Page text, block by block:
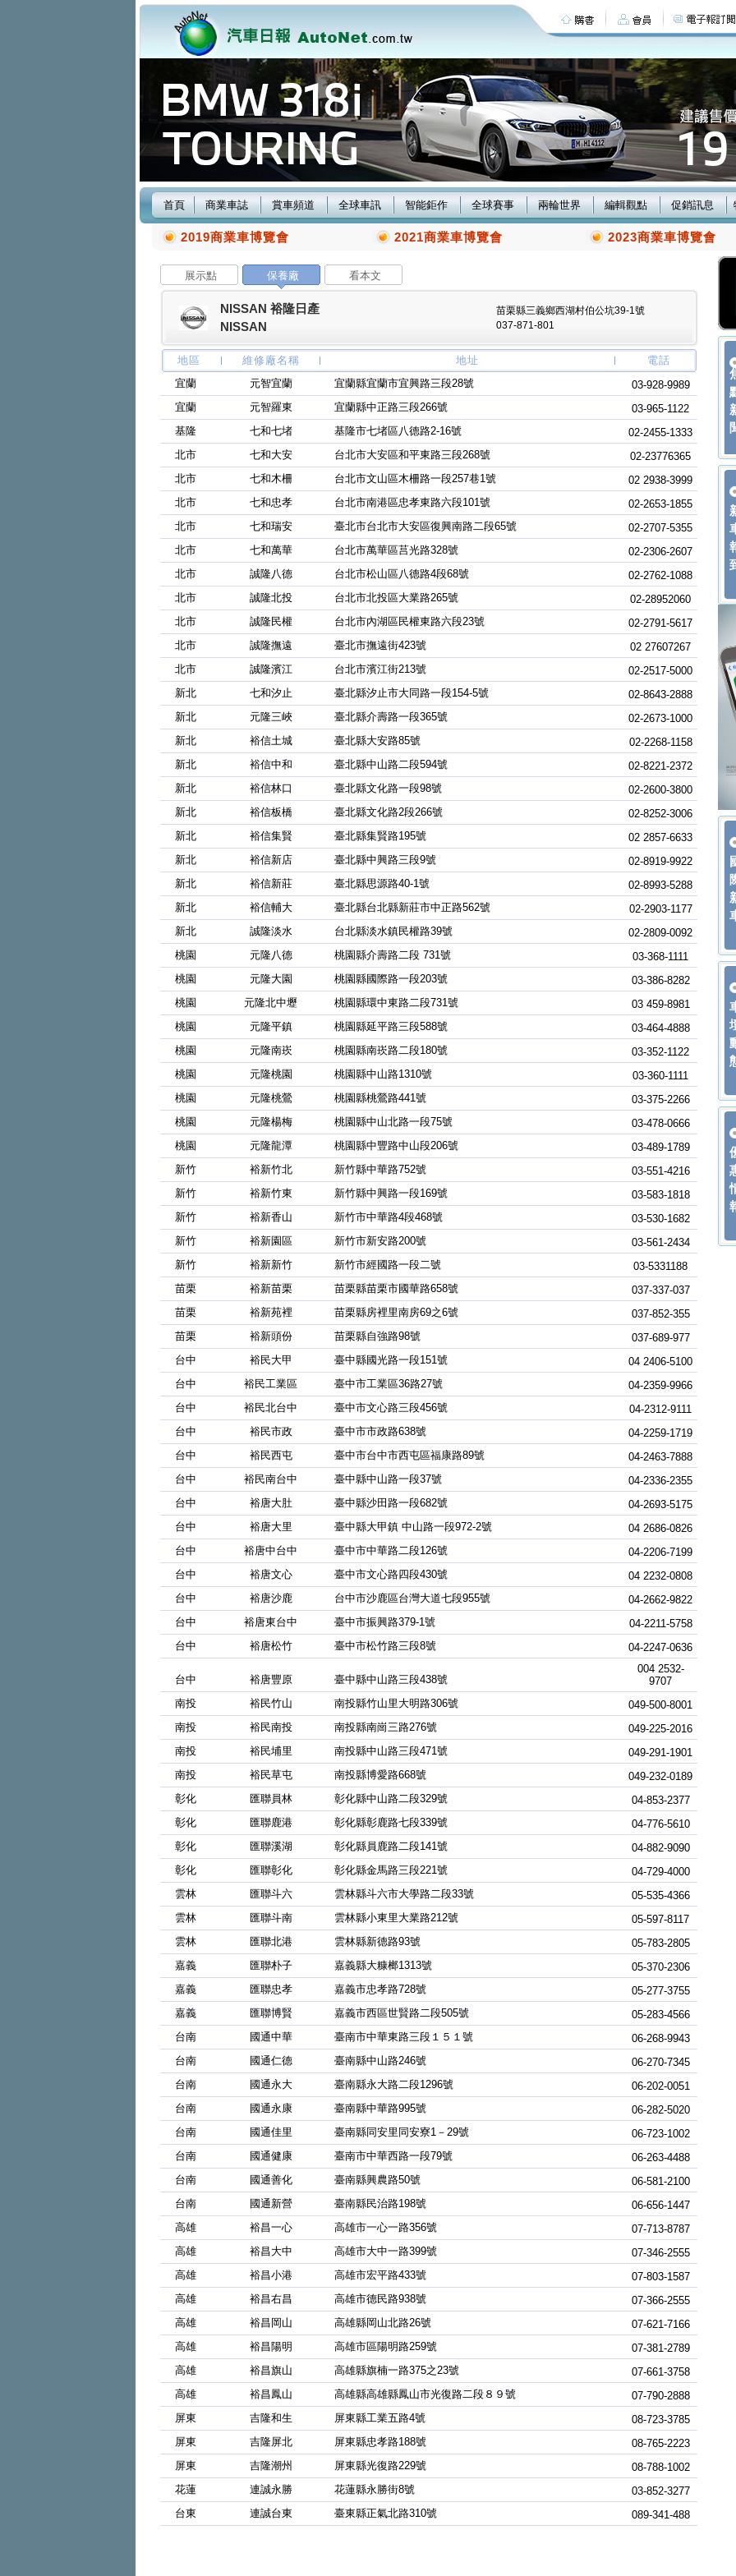
首頁 商業車誌 賞車頻道 全球車訊 智能鉅作 全球賽事 兩輪世界 編輯觀點 促銷訊息
2019商業車博覽會 2021商業車博覽會 2023商業車博覽會
展示點 保養廠 看本文
NISSAN 裕隆日產
NISSAN
苗栗縣三義鄉西湖村伯公坑39-1號
037-871-801
地區 維修廠名稱 地址
電話
宜蘭
元智宜蘭 宜蘭縣宜蘭市宜興路三段28號
03-928-9989
宜蘭
元智羅東 宜蘭縣中正路三段266號
03-965-1122
基隆
七和七堵 基隆市七堵區八德路2-16號
02-2455-1333
北市
七和大安 台北市大安區和平東路三段268號
02-23776365
北市
七和木柵 台北市文山區木柵路一段257巷1號
02 2938-3999
北市
七和忠孝 台北市南港區忠孝東路六段101號
02-2653-1855
北市
七和瑞安 臺北市台北市大安區復興南路二段65號
02-2707-5355
北市
七和萬華 台北市萬華區莒光路328號
02-2306-2607
北市
誠隆八德 台北市松山區八德路4段68號
02-2762-1088
北市
誠隆北投 台北市北投區大業路265號
02-28952060
北市
誠隆民權 台北市內湖區民權東路六段23號
02-2791-5617
北市
誠隆撫遠 臺北市撫遠街423號
02 27607267
北市
誠隆濱江 台北市濱江街213號
02-2517-5000
新北
七和汐止 臺北縣汐止市大同路一段154-5號
02-8643-2888
新北
元隆三峽 臺北縣介壽路一段365號
02-2673-1000
新北
裕信土城 臺北縣大安路85號
02-2268-1158
新北
裕信中和 臺北縣中山路二段594號
02-8221-2372
新北
裕信林口 臺北縣文化路一段98號
02-2600-3800
新北
裕信板橋 臺北縣文化路2段266號
02-8252-3006
新北
裕信集賢 臺北縣集賢路195號
02 2857-6633
新北
裕信新店 臺北縣中興路三段9號
02-8919-9922
新北
裕信新莊 臺北縣思源路40-1號
02-8993-5288
新北
裕信輔大 臺北縣台北縣新莊市中正路562號
02-2903-1177
新北
誠隆淡水 台北縣淡水鎮民權路39號
02-2809-0092
桃園
元隆八德 桃園縣介壽路二段 731號
03-368-1111
桃園
元隆大園 桃園縣國際路一段203號
03-386-8282
桃園
元隆北中壢 桃園縣環中東路二段731號
03 459-8981
桃園
元隆平鎮 桃園縣延平路三段588號
03-464-4888
桃園
元隆南崁 桃園縣南崁路二段180號
03-352-1122
桃園
元隆桃園 桃園縣中山路1310號
03-360-1111
桃園
元隆桃鶯 桃園縣桃鶯路441號
03-375-2266
桃園
元隆楊梅 桃園縣中山北路一段75號
03-478-0666
桃園
元隆龍潭 桃園縣中豐路中山段206號
03-489-1789
新竹
裕新竹北 新竹縣中華路752號
03-551-4216
新竹
裕新竹東 新竹縣中興路一段169號
03-583-1818
新竹
裕新香山 新竹市中華路4段468號
03-530-1682
新竹
裕新園區 新竹市新安路200號
03-561-2434
新竹
裕新新竹 新竹市經國路一段二號
03-5331188
苗栗
裕新苗栗 苗栗縣苗栗市國華路658號
037-337-037
苗栗
裕新苑裡 苗栗縣房裡里南房69之6號
037-852-355
苗栗
裕新頭份 苗栗縣自強路98號
037-689-977
台中
裕民大甲 臺中縣國光路一段151號
04 2406-5100
台中
裕民工業區 臺中市工業區36路27號
04-2359-9966
台中
裕民北台中 臺中市文心路三段456號
04-2312-9111
台中
裕民市政 臺中市市政路638號
04-2259-1719
台中
裕民西屯 臺中市台中市西屯區福康路89號
04-2463-7888
台中
裕民南台中 臺中縣中山路一段37號
04-2336-2355
台中
裕唐大肚 臺中縣沙田路一段682號
04-2693-5175
台中
裕唐大里 臺中縣大甲鎮 中山路一段972-2號
04 2686-0826
台中
裕唐中台中 臺中市中華路二段126號
04-2206-7199
台中
裕唐文心 臺中市文心路四段430號
04 2232-0808
台中
裕唐沙鹿 台中市沙鹿區台灣大道七段955號
04-2662-9822
台中
裕唐東台中 臺中市振興路379-1號
04-2211-5758
台中
裕唐松竹 臺中市松竹路三段8號 04-2247-0636
台中 裕唐豐原 臺中縣中山路三段438號
004 2532-
9707
南投
裕民竹山 南投縣竹山里大明路306號
049-500-8001
南投
裕民南投 南投縣南崗三路276號
049-225-2016
南投
裕民埔里 南投縣中山路三段471號
049-291-1901
南投
裕民草屯 南投縣博愛路668號
049-232-0189
彰化
匯聯員林 彰化縣中山路二段329號
04-853-2377
彰化
匯聯鹿港 彰化縣彰鹿路七段339號
04-776-5610
彰化
匯聯溪湖 彰化縣員鹿路二段141號
04-882-9090
彰化
匯聯彰化 彰化縣金馬路三段221號
04-729-4000
雲林
匯聯斗六 雲林縣斗六市大學路二段33號
05-535-4366
雲林
匯聯斗南 雲林縣小東里大業路212號
05-597-8117
雲林
匯聯北港 雲林縣新德路93號
05-783-2805
嘉義
匯聯朴子 嘉義縣大糠榔1313號
05-370-2306
嘉義
匯聯忠孝 嘉義市忠孝路728號
05-277-3755
嘉義
匯聯博賢 嘉義市西區世賢路二段505號
05-283-4566
台南
國通中華 臺南市中華東路三段１５１號
06-268-9943
台南
國通仁德 臺南縣中山路246號
06-270-7345
台南
國通永大 臺南縣永大路二段1296號
06-202-0051
台南
國通永康 臺南縣中華路995號
06-282-5020
台南
國通佳里 臺南縣同安里同安寮1－29號
06-723-1002
台南
國通健康 臺南市中華西路一段79號
06-263-4488
台南
國通善化 臺南縣興農路50號
06-581-2100
台南
國通新營 臺南縣民治路198號
06-656-1447
高雄
裕昌一心 高雄市一心一路356號
07-713-8787
高雄
裕昌大中 高雄市大中一路399號
07-346-2555
高雄
裕昌小港 高雄市宏平路433號
07-803-1587
高雄
裕昌右昌 高雄市德民路938號
07-366-2555
高雄
裕昌岡山 高雄縣岡山北路26號
07-621-7166
高雄
裕昌陽明 高雄市區陽明路259號
07-381-2789
高雄
裕昌旗山 高雄縣旗楠一路375之23號
07-661-3758
高雄
裕昌鳳山 高雄縣高雄縣鳳山市光復路二段８９號
07-790-2888
屏東
吉隆和生 屏東縣工業五路4號
08-723-3785
屏東
吉隆屏北 屏東縣忠孝路188號
08-765-2223
屏東
吉隆潮州 屏東縣光復路229號
08-788-1002
花蓮
連誠永勝 花蓮縣永勝街8號
03-852-3277
台東
連誠台東 臺東縣正氣北路310號 089-341-488